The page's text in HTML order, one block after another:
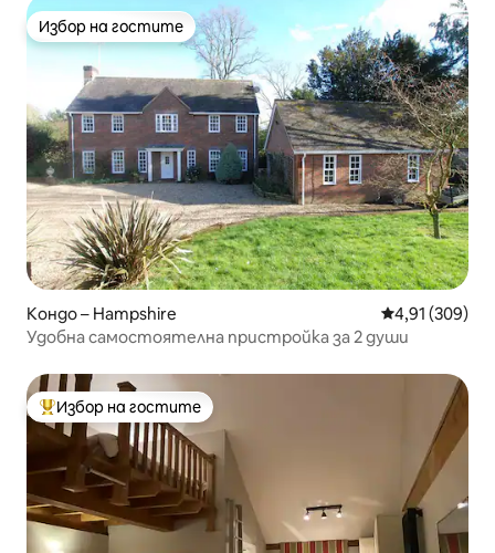
Избор на гостите
Избор на гостите
Кондо – Hampshire Средна
4,91 (309)
Удобна самостоятелна пристройка за 2 души
Най-популярен избор на гостите
Избор на гостите